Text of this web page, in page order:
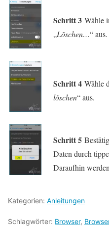
Schritt 3 Wähle
„Löschen…“ aus.
Schritt 4 Wähle
löschen“ aus.
Schritt 5
Daten durch
Daraufhin
Kategorien: Anleitungen
Schlagwörter: Browser,